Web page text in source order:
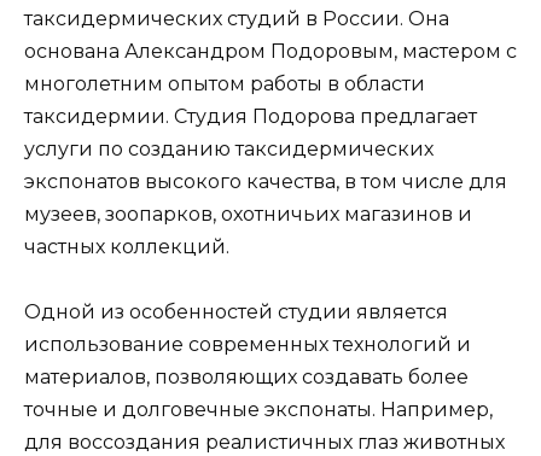
таксидермических студий в России. Она
основана Александром Подоровым, мастером с
многолетним опытом работы в области
таксидермии. Студия Подорова предлагает
услуги по созданию таксидермических
экспонатов высокого качества, в том числе для
музеев, зоопарков, охотничьих магазинов и
частных коллекций.
Одной из особенностей студии является
использование современных технологий и
материалов, позволяющих создавать более
точные и долговечные экспонаты. Например,
для воссоздания реалистичных глаз животных